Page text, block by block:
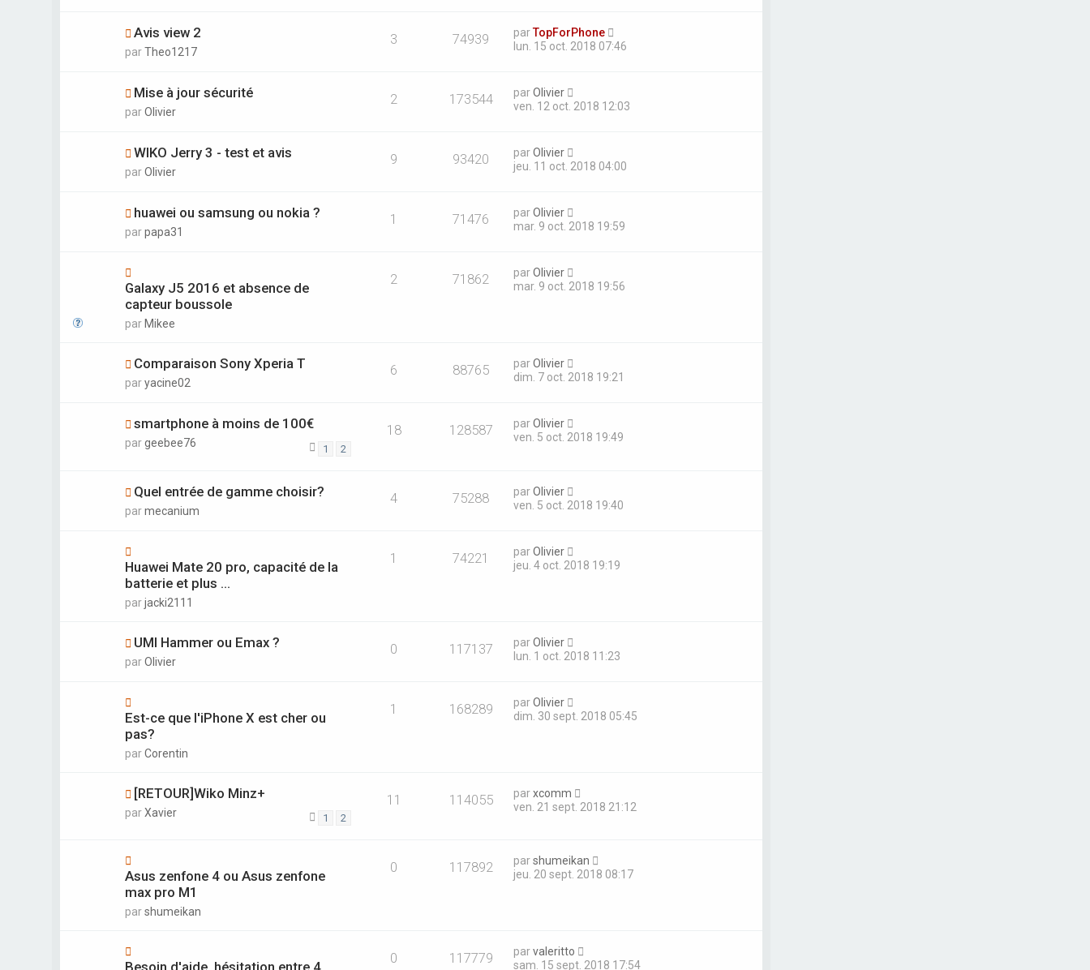
Avis view 2
parTheo1217
3 74939 parTopForPhone
lun. 15 oct. 2018 07:46
Mise à jour sécurité
parOlivier
2 173544 parOlivier
ven. 12 oct. 2018 12:03
WIKO Jerry 3 - test et avis
parOlivier
9 93420 parOlivier
jeu. 11 oct. 2018 04:00
huawei ou samsung ou nokia ?
parpapa31
1 71476 parOlivier
mar. 9 oct. 2018 19:59
Galaxy J5 2016 et absence de
capteur boussole
par Mikee
2 71862 parOlivier
mar. 9 oct. 2018 19:56
Comparaison Sony Xperia T
paryacine02
6 88765 parOlivier
dim. 7 oct. 2018 19:21
smartphone à moins de 100€
pargeebee76 1 2
18 128587 parOlivier
ven. 5 oct. 2018 19:49
Quel entrée de gamme choisir?
parmecanium
4 75288 parOlivier
ven. 5 oct. 2018 19:40
Huawei Mate 20 pro, capacité de la
batterie et plus ...
parjacki2111
1 74221 parOlivier
jeu. 4 oct. 2018 19:19
UMI Hammer ou Emax ?
parOlivier
0 117137 parOlivier
lun. 1 oct. 2018 11:23
Est-ce que l'iPhone X est cher ou
pas?
parCorentin
1 168289 parOlivier
dim. 30 sept. 2018 05:45
[RETOUR]Wiko Minz+
parXavier 1 2
11 114055 parxcomm
ven. 21 sept. 2018 21:12
Asus zenfone 4 ou Asus zenfone
max pro M1
parshumeikan
0 117892 parshumeikan
jeu. 20 sept. 2018 08:17
Besoin d'aide, hésitation entre 4
0 117779 parvaleritto
sam. 15 sept. 2018 17:54